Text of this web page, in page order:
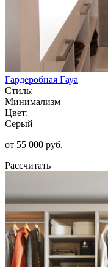
Гардеробная Гауа
Стиль:
Минимализм
Цвет:
Серый
от 55 000 руб.
Рассчитать